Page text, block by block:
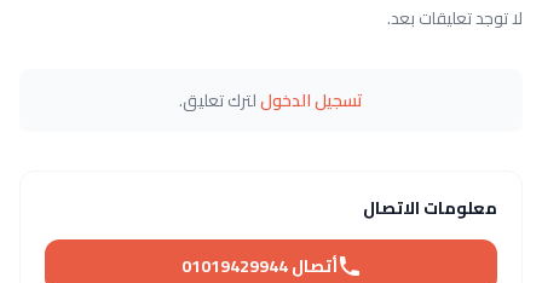
لا توجد تعليقات بعد.
تسجيل الدخوللترك تعليق.
معلومات الاتصال
أتصال 01019429944